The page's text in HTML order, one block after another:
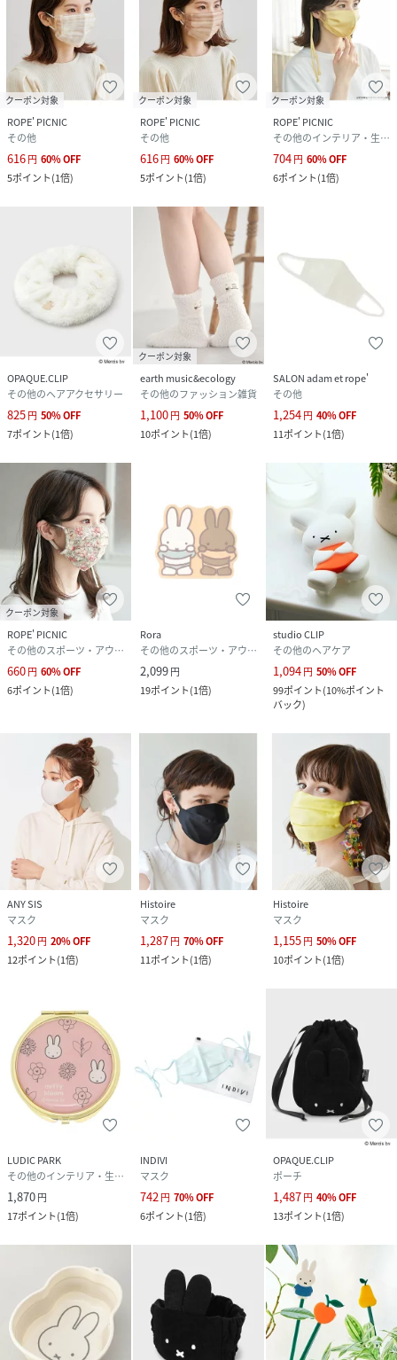
クーポン対象
ROPE' PICNIC
その他
616円 60%OFF
5ポイント(1倍)
クーポン対象
ROPE' PICNIC
その他
616円 60%OFF
5ポイント(1倍)
クーポン対象
ROPE' PICNIC
その他のインテリア・生活雑貨
704円 60%OFF
6ポイント(1倍)
OPAQUE.CLIP
その他のヘアアクセサリー
825円 50%OFF
7ポイント(1倍)
クーポン対象
earth music&ecology
その他のファッション雑貨
1,100円 50%OFF
10ポイント(1倍)
SALON adam et rope'
その他
1,254円 40%OFF
11ポイント(1倍)
クーポン対象
ROPE' PICNIC
その他のスポーツ・アウトドア用品
660円 60%OFF
6ポイント(1倍)
Rora
その他のスポーツ・アウトドア用品
2,099円
19ポイント(1倍)
studio CLIP
その他のヘアケア
1,094円 50%OFF
99ポイント(10%ポイント
バック)
ANY SIS
マスク
1,320円 20%OFF
12ポイント(1倍)
Histoire
マスク
1,287円 70%OFF
11ポイント(1倍)
Histoire
マスク
1,155円 50%OFF
10ポイント(1倍)
LUDIC PARK
その他のインテリア・生活雑貨
1,870円
17ポイント(1倍)
INDIVI
マスク
742 円 70%OFF
6ポイント(1倍)
OPAQUE.CLIP
ポーチ
1,487円 40%OFF
13ポイント(1倍)